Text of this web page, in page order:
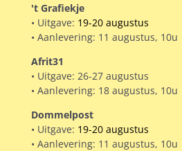
't Grafiekje
• Uitgave: 19-20 augustus
• Aanlevering: 11 augustus, 10u
Afrit31
• Uitgave: 26-27 augustus
• Aanlevering: 18 augustus, 10u
Dommelpost
• Uitgave: 19-20 augustus
• Aanlevering: 11 augustus, 10u